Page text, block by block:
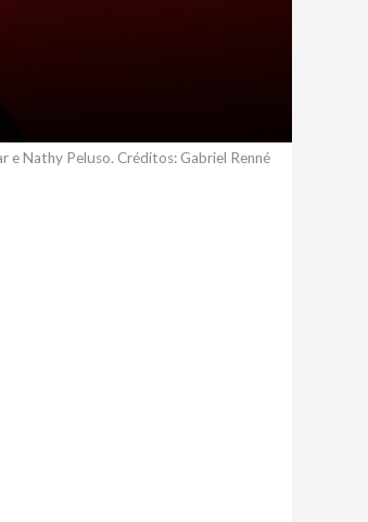
e Nathy Peluso. Créditos: Gabriel Renné